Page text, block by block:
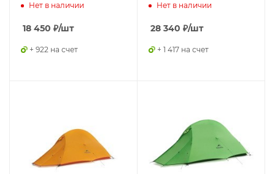
6927595750667
Нет в наличии
18 450 ₽/шт
+ 922 на счет
6927595748961
Нет в наличии
28 340 ₽/шт
+ 1 417 на счет